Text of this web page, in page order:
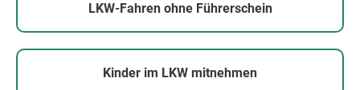
LKW-Fahren ohne Führerschein
Kinder im LKW mitnehmen